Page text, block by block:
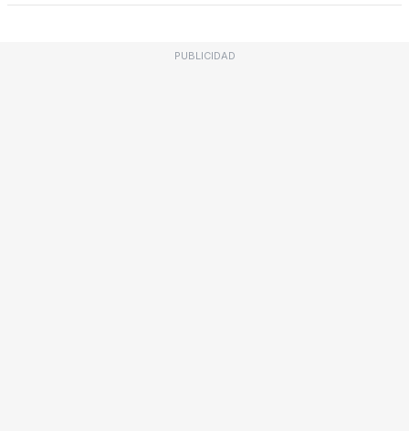
PUBLICIDAD